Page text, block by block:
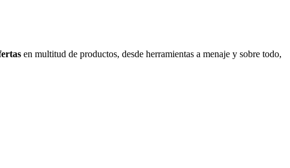
en multitud de productos, desde herramientas a menaje y sobre todo,